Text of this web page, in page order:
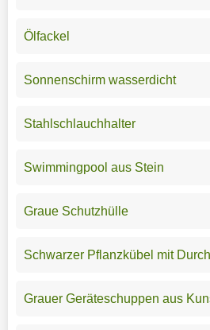
Ölfackel
Sonnenschirm wasserdicht
Stahlschlauchhalter
Swimmingpool aus Stein
Graue Schutzhülle
Schwarzer Pflanzkübel mit
Grauer Geräteschuppen aus